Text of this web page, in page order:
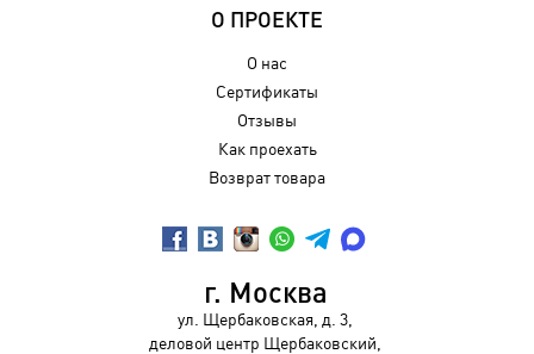
О ПРОЕКТЕ
О нас
Сертификаты
Отзывы
Как проехать
Возврат товара
г. Москва
ул. Щербаковская, д. 3,
деловой центр Щербаковский,